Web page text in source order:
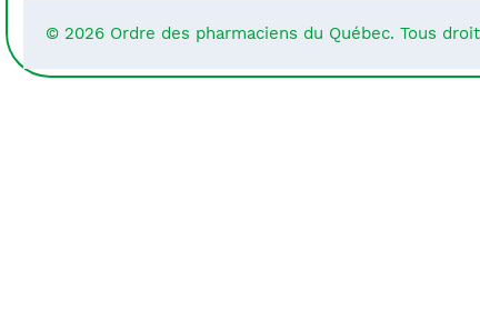
© 2026 Ordre des pharmaciens du Québec. Tous